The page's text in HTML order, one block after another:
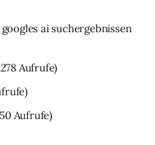
ai suchergebnissen
Aufrufe)
Aufrufe)